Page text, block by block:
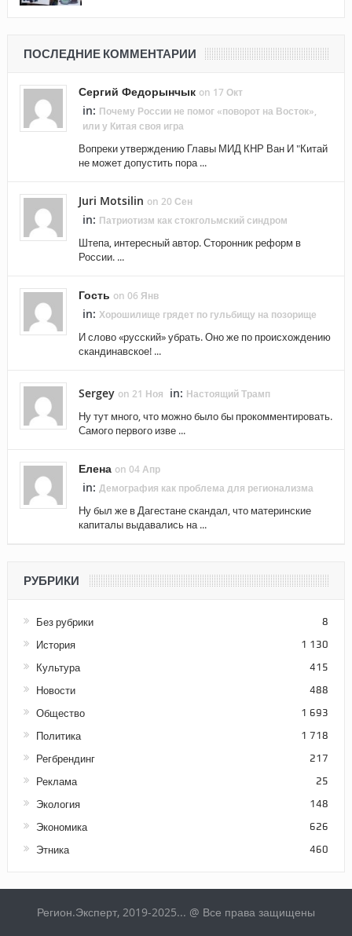
ПОСЛЕДНИЕ КОММЕНТАРИИ
Сергий Федорынчык on 17 Окт
in: Почему России не помог «поворот на Восток»,
или у Китая своя игра
Вопреки утверждению Главы МИД КНР Ван И "Китай
не может допустить пора ...
Juri Motsilin on 20 Сен
in: Патриотизм как стокгольмский синдром
Штепа, интересный автор. Сторонник реформ в
России. ...
Гость on 06 Янв
in: Хорошилище грядет по гульбищу на позорище
И слово «русский» убрать. Оно же по происхождению
скандинавское! ...
Sergey on 21 Ноя in: Настоящий Трамп
Ну тут много, что можно было бы прокомментировать.
Самого первого изве ...
Елена on 04 Апр
in: Демография как проблема для регионализма
Ну был же в Дагестане скандал, что материнские
капиталы выдавались на ...
РУБРИКИ
Без рубрики 8
История 1 130
Культура 415
Новости 488
Общество 1 693
Политика 1 718
Регбрендинг 217
Реклама 25
Экология 148
Экономика 626
Этника 460
Регион.Эксперт, 2019-2025... @ Все права защищены